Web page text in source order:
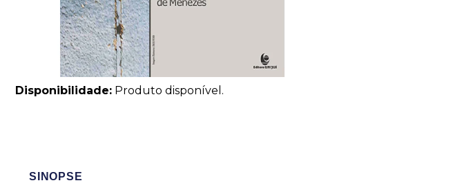
Disponibilidade: Produto disponível.
SINOPSE